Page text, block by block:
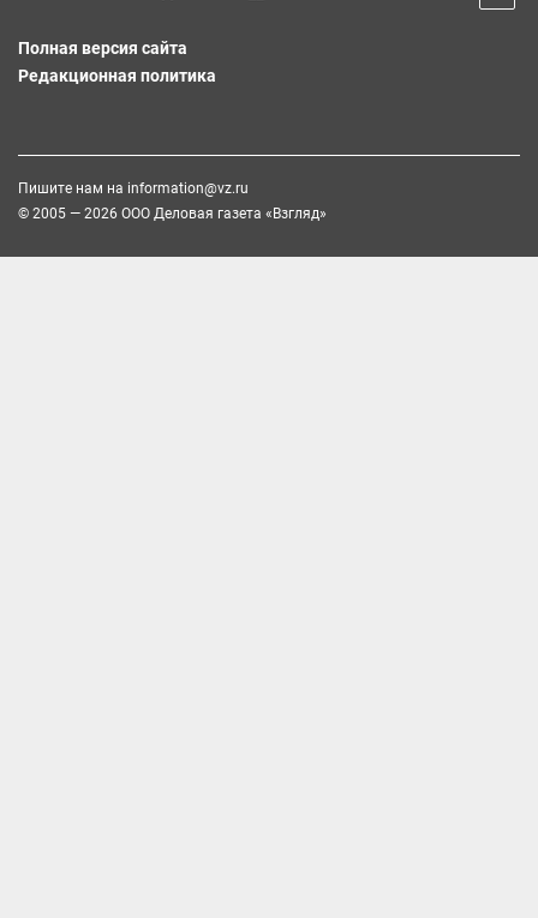
Полная версия сайта
Редакционная политика
Пишите нам на information@vz.ru
© 2005 — 2026 ООО Деловая газета «Взгляд»